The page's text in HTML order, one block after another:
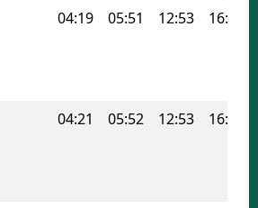
04:19 05:51 12:53 16:40
04:21 05:52 12:53 16:39